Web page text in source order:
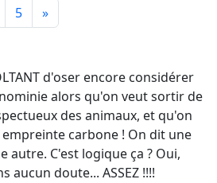
5 »
d'oser encore considérer
alors qu'on veut sortir de
des animaux, et qu'on
carbone ! On dit une
autre. C'est logique ça ? Oui,
aucun doute... ASSEZ !!!!